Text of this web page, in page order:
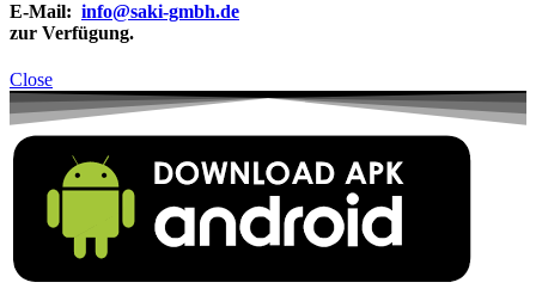
E-Mail: info@saki-gmbh.de
zur Verfügung.
Close